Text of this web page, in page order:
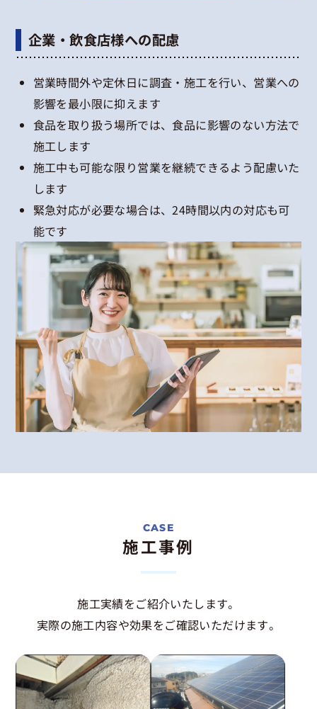
企業・飲食店様への配慮
営業時間外や定休日に調査・施工を行い、営業への
影響を最小限に抑えます
食品を取り扱う場所では、食品に影響のない方法で
施工します
施工中も可能な限り営業を継続できるよう配慮いた
します
緊急対応が必要な場合は、24時間以内の対応も可
能です
施工事例
施工実績をご紹介いたします。
実際の施工内容や効果をご確認いただけます。